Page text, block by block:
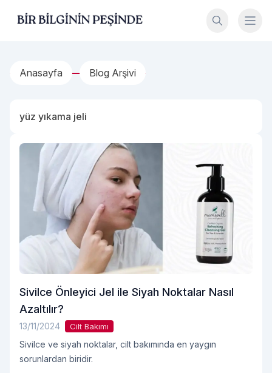
Bir Bilginin Peşinde!
Anasayfa Blog Arşivi
yüz yıkama jeli
Sivilce Önleyici Jel ile Siyah Noktalar Nasıl
Azaltılır?
13/11/2024 Cilt Bakımı
Sivilce ve siyah noktalar, cilt bakımında en yaygın
sorunlardan biridir.